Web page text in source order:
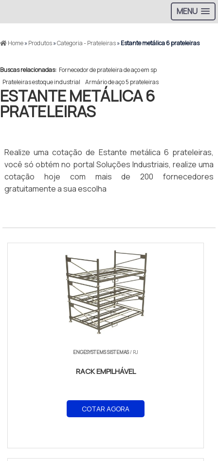
MENU
Home»Produtos»Categoria - Prateleiras»Estante metálica 6 prateleiras
Buscas relacionadas: Fornecedor de prateleira de aço em sp
Prateleiras estoque industrial
Armário de aço 5 prateleiras
ESTANTE METÁLICA 6
PRATELEIRAS
Realize uma cotação de Estante metálica 6 prateleiras,
você só obtém no portal Soluções Industriais, realize uma
cotação hoje com mais de 200 fornecedores
gratuitamente a sua escolha
ENGESYSTEMS SISTEMAS/ RJ
RACK EMPILHÁVEL
COTAR AGORA